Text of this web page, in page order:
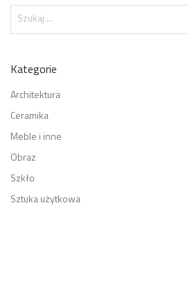
Kategorie
Architektura
Ceramika
Meble i inne
Obraz
Szkło
Sztuka użytkowa